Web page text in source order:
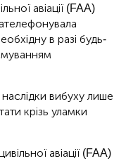
авіації (FAA)
в разі будь-
вибуху лише
крізь уламки
авіації (FAA)